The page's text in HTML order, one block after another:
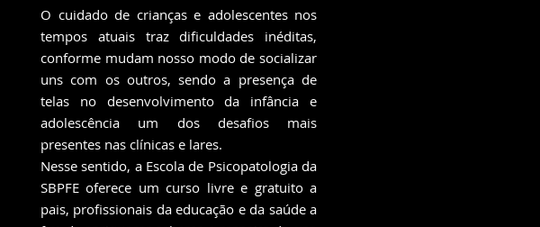
O cuidado de crianças e adolescentes nos
tempos atuais traz dificuldades inéditas,
conforme mudam nosso modo de socializar
uns com os outros, sendo a presença de
telas no desenvolvimento da infância e
adolescência um dos desafios mais
presentes nas clínicas e lares.
Nesse sentido, a Escola de Psicopatologia da
SBPFE oferece um curso livre e gratuito a
pais, profissionais da educação e da saúde a